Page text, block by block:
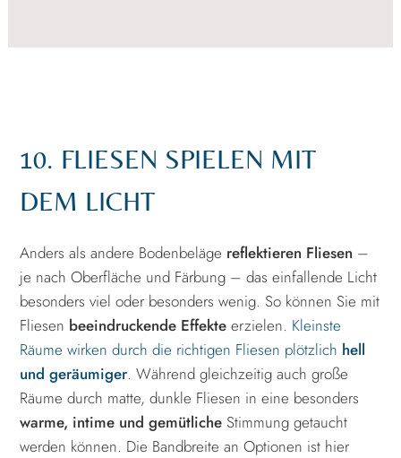
10. FLIESEN SPIELEN MIT
DEM LICHT
Anders als andere Bodenbeläge reflektieren Fliesen –
je nach Oberfläche und Färbung – das einfallende Licht
besonders viel oder besonders wenig. So können Sie mit
Fliesen beeindruckende Effekte erzielen. Kleinste
Räume wirken durch die richtigen Fliesen plötzlich hell
und geräumiger. Während gleichzeitig auch große
Räume durch matte, dunkle Fliesen in eine besonders
warme, intime und gemütliche Stimmung getaucht
werden können. Die Bandbreite an Optionen ist hier